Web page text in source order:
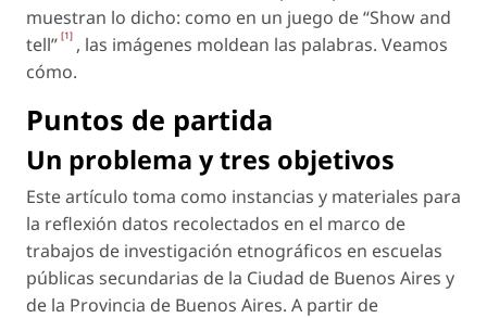
muestran lo dicho: como en un juego de “Show and
tell” [1] , las imágenes moldean las palabras. Veamos
cómo.
Puntos de partida
Un problema y tres objetivos
Este artículo toma como instancias y materiales para
la reflexión datos recolectados en el marco de
trabajos de investigación etnográficos en escuelas
públicas secundarias de la Ciudad de Buenos Aires y
de la Provincia de Buenos Aires. A partir de